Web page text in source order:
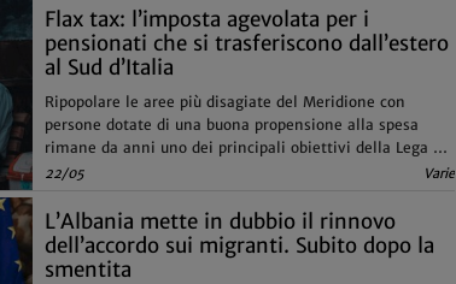
Flax tax: l’imposta agevolata per i
pensionati che si trasferiscono dall’estero
al Sud d’Italia
Ripopolare le aree più disagiate del Meridione con
persone dotate di una buona propensione alla spesa
rimane da anni uno dei principali obiettivi della Lega e
di FdI
22/05 Varie
L’Albania mette in dubbio il rinnovo
dell’accordo sui migranti. Subito dopo la
smentita